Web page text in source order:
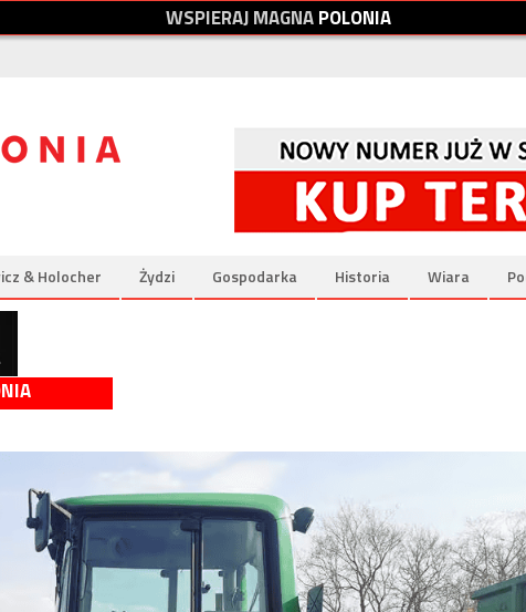
WSPIERAJMAGNAPOLONIA
& Holocher Żydzi Gospodarka Historia Wiara